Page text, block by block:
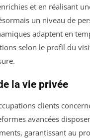
et en réalisant
un niveau de
adaptent en
selon le profil du
la vie privée
clients
avancées
garantissant au